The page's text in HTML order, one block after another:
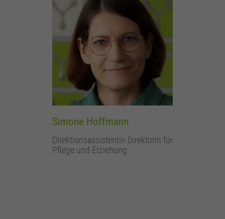
Simone Hoffmann
Direktionsassistentin Direktorin für
Pflege und Erziehung